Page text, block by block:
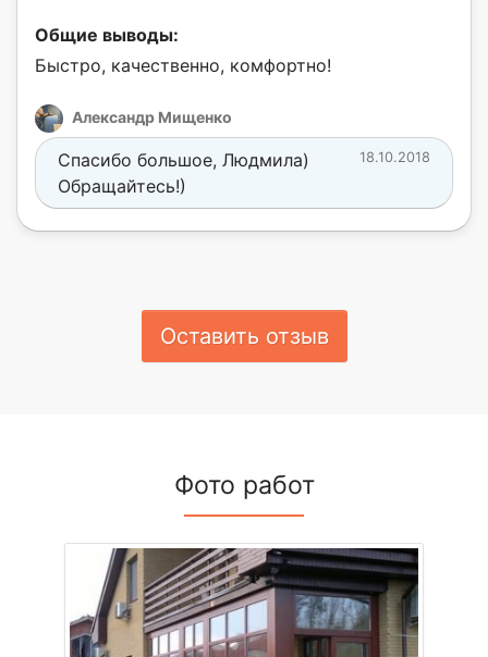
Общие выводы:
Быстро, качественно, комфортно!
Александр Мищенко
18.10.2018
Спасибо большое, Людмила)
Обращайтесь!)
Оставить отзыв
Фото работ